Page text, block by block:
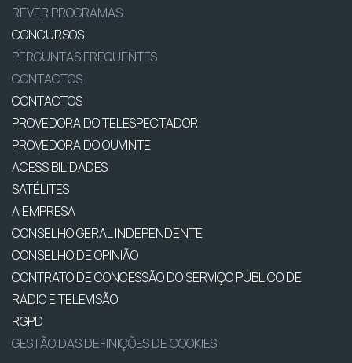
REVER PROGRAMAS
CONCURSOS
PERGUNTAS FREQUENTES
CONTACTOS
CONTACTOS
PROVEDORA DO TELESPECTADOR
PROVEDORA DO OUVINTE
ACESSIBILIDADES
SATÉLITES
A EMPRESA
CONSELHO GERAL INDEPENDENTE
CONSELHO DE OPINIÃO
CONTRATO DE CONCESSÃO DO SERVIÇO PÚBLICO DE
RÁDIO E TELEVISÃO
RGPD
GESTÃO DAS DEFINIÇÕES DE COOKIES